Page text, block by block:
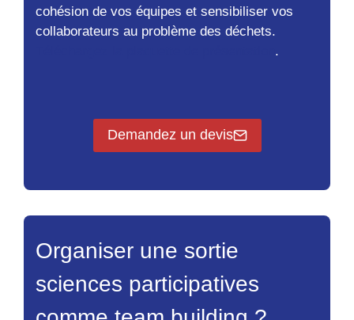
cohésion de vos équipes et sensibiliser vos
collaborateurs au problème des déchets.
.
Demandez un devis
Organiser une sortie
sciences participatives